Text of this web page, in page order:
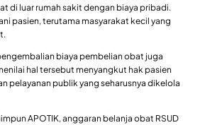
di luar rumah sakit dengan biaya pribadi.
pasien, terutama masyarakat kecil yang
biaya pembelian obat juga
hal tersebut menyangkut hak pasien
pelayanan publik yang seharusnya dikelola
APOTIK, anggaran belanja obat RSUD